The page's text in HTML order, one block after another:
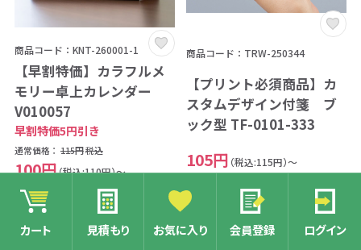
カート 見積もり お気に入り 会員登録 ログイン
商品コード：KNT-260001-1
【早割特価】カラフルメ
モリー卓上カレンダー
V010057
早割特価5円引き
通常価格： 115円税込
100円（税込:110円）～
印刷可能
商品コード：TRW-250344
【プリント必須商品】カ
スタムデザイン付箋 ブ
ック型 TF-0101-333
105円 （税込:115円）～
印刷可能 フルカラー印刷